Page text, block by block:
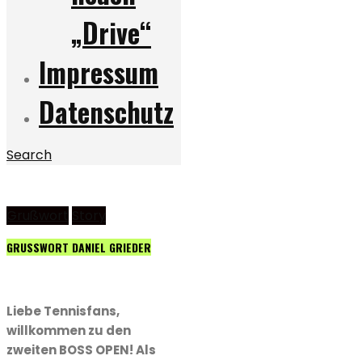
„Drive“
Impressum
Datenschutz
Search
GRUSSWORT DANIEL GRIEDER
Liebe Tennisfans,
willkommen zu den
zweiten BOSS OPEN! Als